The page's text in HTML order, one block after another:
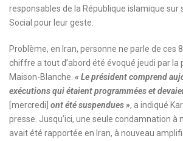
responsables de la République islamique sur
Social pour leur geste.
Problème, en Iran, personne ne parle de ces
chiffre a tout d’abord été évoqué jeudi par la
Maison-Blanche. « Le président comprend
exécutions qui étaient programmées et
[mercredi] ont été suspendues », a indiqué
presse. Jusqu’ici, une seule condamnation
avait été rapportée en Iran, à nouveau